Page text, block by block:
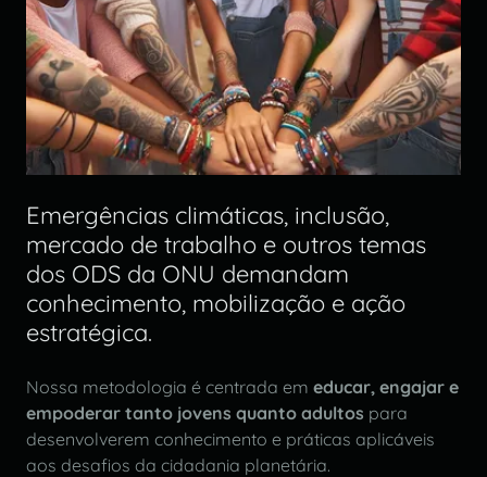
Emergências climáticas, inclusão,
mercado de trabalho e outros temas
dos ODS da ONU demandam
conhecimento, mobilização e ação
estratégica.
Nossa metodologia é centrada em educar, engajar e
empoderar tanto jovens quanto adultos para
desenvolverem conhecimento e práticas aplicáveis
aos desafios da cidadania planetária.